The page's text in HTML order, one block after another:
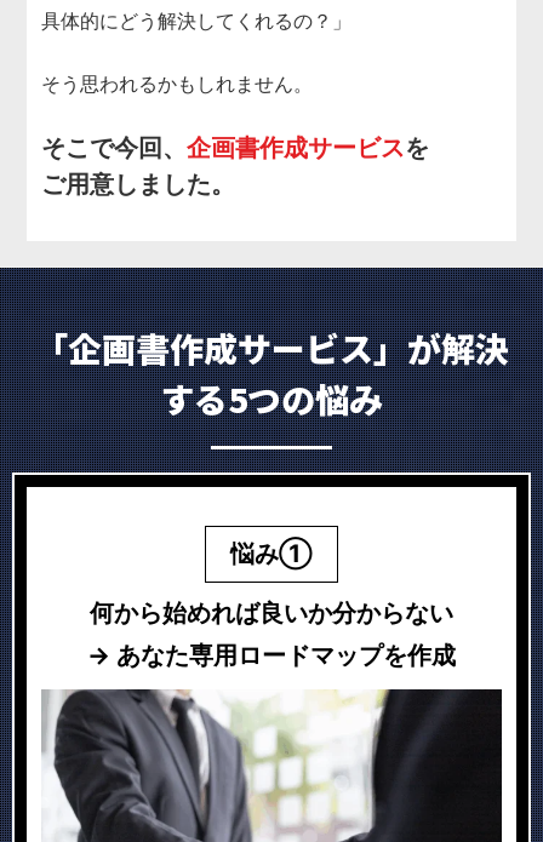
具体的にどう解決してくれるの？」
そう思われるかもしれません。
そこで今回、企画書作成サービスを
ご用意しました。
「企画書作成サービス」が解決
する5つの悩み
悩み①
何から始めれば良いか分からない
→ あなた専用ロードマップを作成